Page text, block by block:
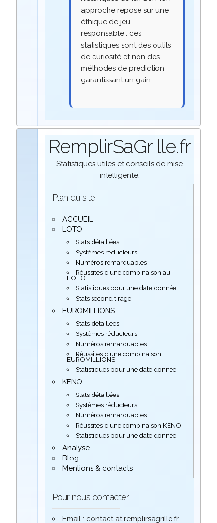
approche repose sur une
éthique de jeu
responsable : ces
statistiques sont des outils
de curiosité et non des
méthodes de prédiction
garantissant un gain.
RemplirSaGrille.fr
Statistiques utiles et conseils de mise
intelligente.
Plan du site :
ACCUEIL
LOTO
Stats détaillées
Systèmes réducteurs
Numéros remarquables
Réussites d'une combinaison au
LOTO
Statistiques pour une date donnée
Stats second tirage
EUROMILLIONS
Stats détaillées
Systèmes réducteurs
Numéros remarquables
Réussites d'une combinaison
EUROMILLIONS
Statistiques pour une date donnée
KENO
Stats détaillées
Systèmes réducteurs
Numéros remarquables
Réussites d'une combinaison KENO
Statistiques pour une date donnée
Analyse
Blog
Mentions & contacts
Pour nous contacter :
Email : contact at remplirsagrille.fr